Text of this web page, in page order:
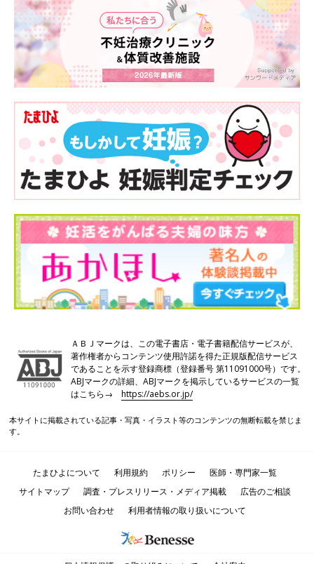
ＡＢＪマークは、この電子書店・電子書籍配信サービスが、
著作権者からコンテンツ使用許諾を得た正規版配信サービス
であることを示す登録商標（登録番号 第11091000号）です。
ABJマークの詳細、ABJマークを掲示しているサービスの一覧
はこちら→https://aebs.or.jp/
本サイトに掲載されている記事・写真・イラスト等のコンテンツの無断転載を禁じま
す。
たまひよについて 利用規約 ポリシー
医師・専門家一覧
サイトマップ
調査・プレスリリース・メディア掲載
広告のご相談
お問い合わせ
利用者情報の取り扱いについて